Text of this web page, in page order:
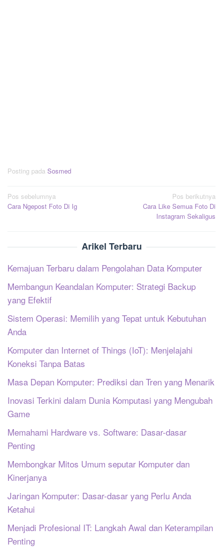
Posting pada Sosmed
Navigasi
pos
Pos sebelumnya
Cara Ngepost Foto Di Ig
Pos berikutnya
Cara Like Semua Foto Di
Instagram Sekaligus
Arikel Terbaru
Kemajuan Terbaru dalam Pengolahan Data Komputer
Membangun Keandalan Komputer: Strategi Backup
yang Efektif
Sistem Operasi: Memilih yang Tepat untuk Kebutuhan
Anda
Komputer dan Internet of Things (IoT): Menjelajahi
Koneksi Tanpa Batas
Masa Depan Komputer: Prediksi dan Tren yang Menarik
Inovasi Terkini dalam Dunia Komputasi yang Mengubah
Game
Memahami Hardware vs. Software: Dasar-dasar
Penting
Membongkar Mitos Umum seputar Komputer dan
Kinerjanya
Jaringan Komputer: Dasar-dasar yang Perlu Anda
Ketahui
Menjadi Profesional IT: Langkah Awal dan Keterampilan
Penting